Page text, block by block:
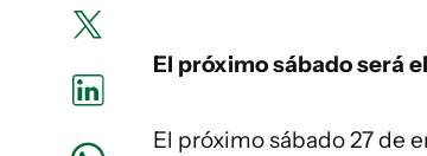
El próximo sábado será
El próximo sábado 27 de